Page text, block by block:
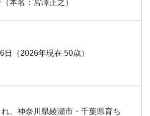
本名：宮澤正之）
日（2026年現在 50歳）
、神奈川県綾瀬市・千葉県育ち